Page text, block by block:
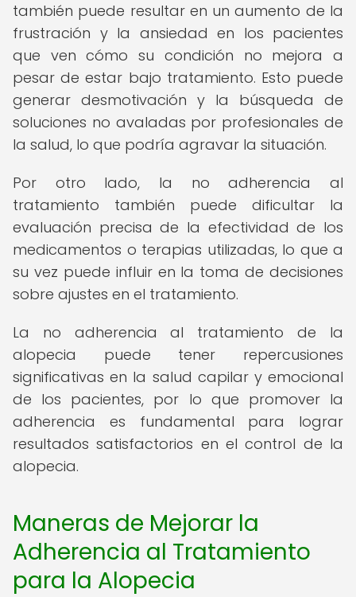
también puede resultar en un aumento de la
frustración y la ansiedad en los pacientes
que ven cómo su condición no mejora a
pesar de estar bajo tratamiento. Esto puede
generar desmotivación y la búsqueda de
soluciones no avaladas por profesionales de
la salud, lo que podría agravar la situación.
Por otro lado, la no adherencia al
tratamiento también puede dificultar la
evaluación precisa de la efectividad de los
medicamentos o terapias utilizadas, lo que a
su vez puede influir en la toma de decisiones
sobre ajustes en el tratamiento.
La no adherencia al tratamiento de la
alopecia puede tener repercusiones
significativas en la salud capilar y emocional
de los pacientes, por lo que promover la
adherencia es fundamental para lograr
resultados satisfactorios en el control de la
alopecia.
Maneras de Mejorar la
Adherencia al Tratamiento
para la Alopecia